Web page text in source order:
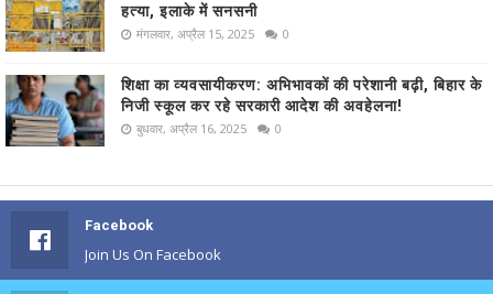
हत्या, इलाके में सनसनी
मंगलवार, अप्रैल 15, 2025 0
शिक्षा का व्यवसायीकरण: अभिभावकों की परेशानी बढ़ी, बिहार के
निजी स्कूल कर रहे सरकारी आदेश की अवहेलना!
बुधवार, अप्रैल 16, 2025 0
Facebook
Join Us On Facebook